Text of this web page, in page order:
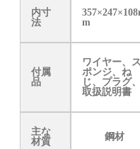
内寸
法
m
付属
品
ワイヤー、ス
ポンジ、ね
じ、プラグ、
取扱説明書
主な
材質
鋼材